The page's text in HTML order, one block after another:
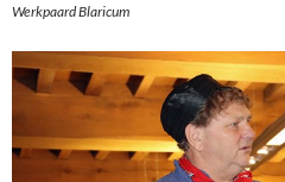
Werkpaard Blaricum